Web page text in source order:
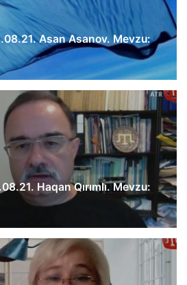
Asan Asanov. Mevzu:
Haqan Qırımlı. Mevzu: